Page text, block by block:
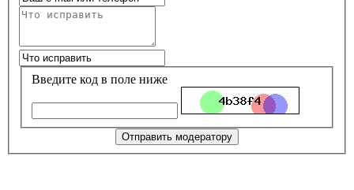
Введите код в поле ниже
Отправить модератору